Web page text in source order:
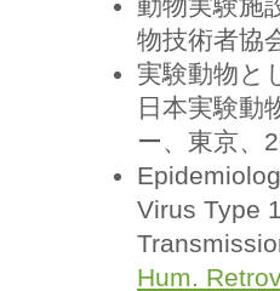
物技術者協
実験動物と
日本実験動
ー、東京、
Virus Type
Hum.